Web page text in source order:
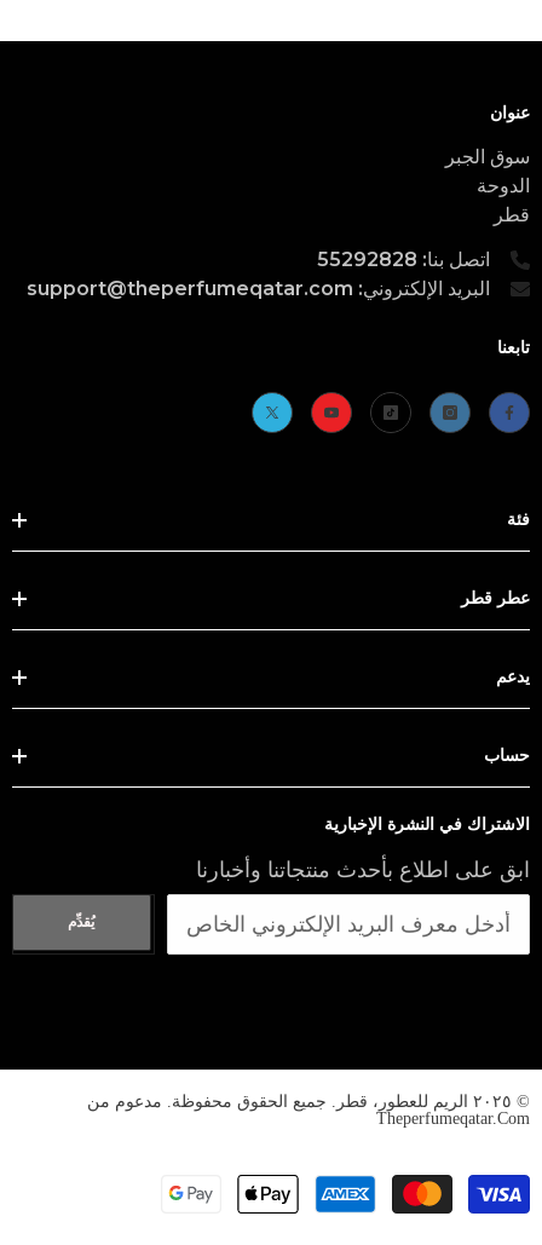
عنوان
سوق الجبر
الدوحة
قطر
اتصل بنا: 55292828
البريد الإلكتروني: support@theperfumeqatar.com
تابعنا
فئة
عطر قطر
يدعم
حساب
الاشتراك في النشرة الإخبارية
ابق على اطلاع بأحدث منتجاتنا وأخبارنا
يُقدِّم
© ٢٠٢٥ الريم للعطور، قطر. جميع الحقوق محفوظة. مدعوم من
Theperfumeqatar.com
طرق
الدفع